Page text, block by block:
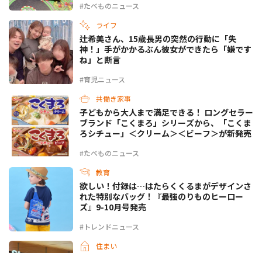
#たべものニュース
ライフ
#育児ニュース
辻希美さん、15歳長男の突然の行動に「失
神！」手がかかるぶん彼女ができたら「嫌です
ね」と断言
共働き家事
#たべものニュース
子どもから大人まで満足できる！ ロングセラー
ブランド「こくまろ」シリーズから、「こくま
ろシチュー」＜クリーム＞＜ビーフ＞が新発売
教育
#トレンドニュース
欲しい！付録は…はたらくくるまがデザインさ
れた特別なバッグ！『最強のりものヒーロー
ズ』9-10月号発売
住まい